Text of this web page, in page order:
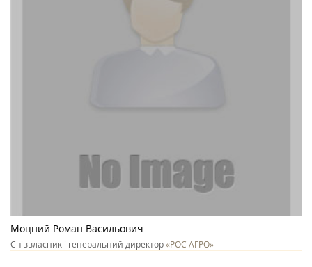
Моцний Роман Васильович
Співвласник і генеральний директор«РОС АГРО»